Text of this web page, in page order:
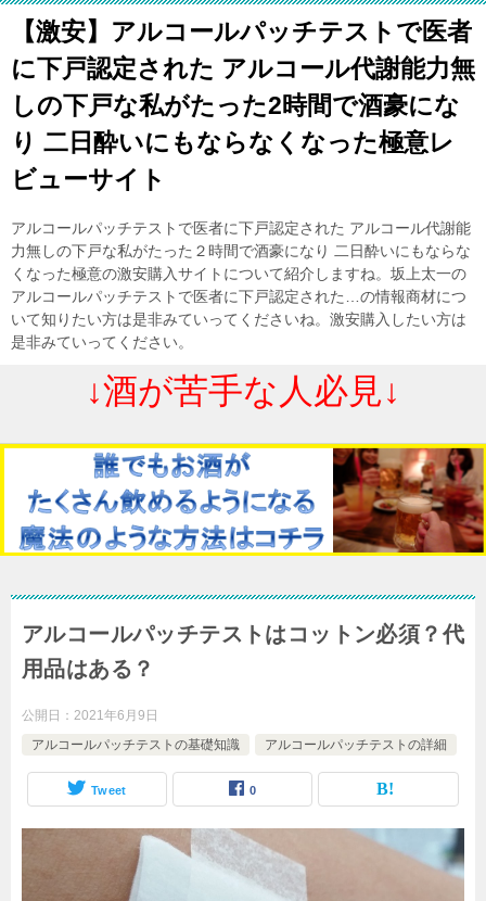
【激安】アルコールパッチテストで医者
に下戸認定された アルコール代謝能力無
しの下戸な私がたった2時間で酒豪にな
り 二日酔いにもならなくなった極意レ
ビューサイト
アルコールパッチテストで医者に下戸認定された アルコール代謝能
力無しの下戸な私がたった２時間で酒豪になり 二日酔いにもならな
くなった極意の激安購入サイトについて紹介しますね。坂上太一の
アルコールパッチテストで医者に下戸認定された…の情報商材につ
いて知りたい方は是非みていってくださいね。激安購入したい方は
是非みていってください。
↓酒が苦手な人必見↓
アルコールパッチテストはコットン必須？代
用品はある？
公開日： 2021年6月9日
アルコールパッチテストの基礎知識
アルコールパッチテストの詳細
Tweet 0